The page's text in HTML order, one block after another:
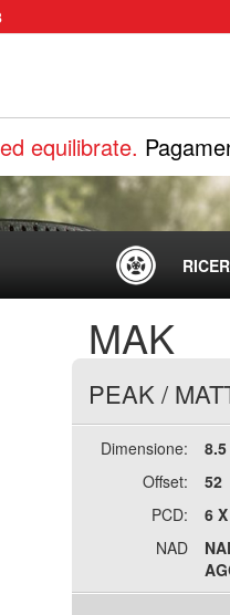
equilibrate.
MAK
PEAK /
Dimensione:
Offset:
52
PCD:
6
NAD